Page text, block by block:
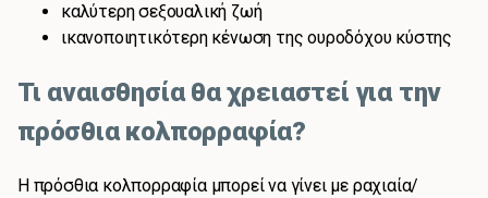
καλύτερη σεξουαλική ζωή
ικανοποιητικότερη κένωση της ουροδόχου κύστης
Τι αναισθησία θα χρειαστεί για την
πρόσθια κολπορραφία?
Η πρόσθια κολπορραφία μπορεί να γίνει με ραχιαία/